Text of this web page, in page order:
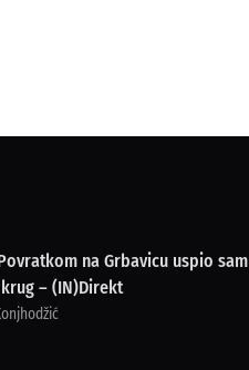
na Grbavicu uspio sam
– (IN)Direkt